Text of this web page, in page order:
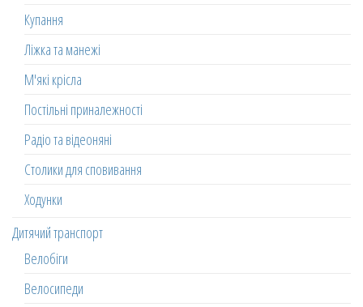
Купання
Ліжка та манежі
М'які крісла
Постільні приналежності
Радіо та відеоняні
Столики для сповивання
Ходунки
Дитячий транспорт
Велобіги
Велосипеди